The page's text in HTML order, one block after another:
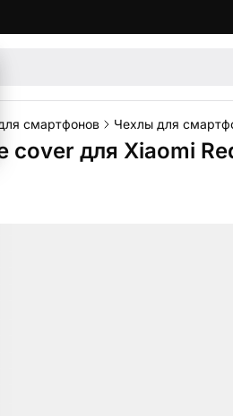
смартфонов Чехлы для
для Xiaomi